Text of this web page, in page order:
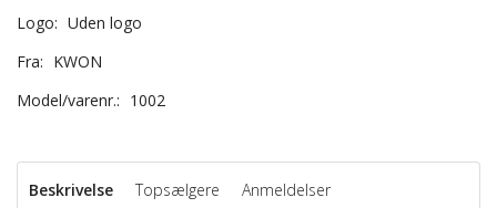
Logo: Uden logo
Fra: KWON
Model/varenr.: 1002
Beskrivelse Topsælgere Anmeldelser